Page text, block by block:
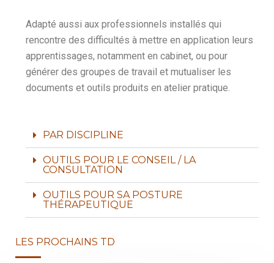
Adapté aussi aux professionnels installés qui
rencontre des difficultés à mettre en application leurs
apprentissages, notamment en cabinet, ou pour
générer des groupes de travail et mutualiser les
documents et outils produits en atelier pratique.
PAR DISCIPLINE
OUTILS POUR LE CONSEIL / LA
CONSULTATION
OUTILS POUR SA POSTURE
THÉRAPEUTIQUE
LES PROCHAINS TD